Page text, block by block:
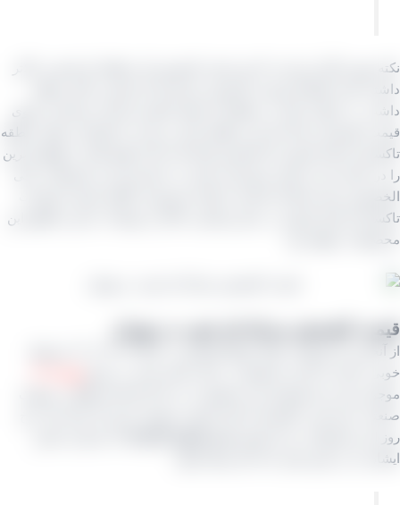
مهم دیگر این است که هر چقدر کشمش یک منطقه‌ ای قیمتی بالاتر
باشد طبیعتاً خروجی کشمش سرکه‌ ای آن قیمتی بالاتر خواهد
به عنوان مثال در منطقه ای نظیر کاشمر استان خراسان رضوی
کشمش سرکه‌ ای این منطقه پایین‌ تر است تا تولیداتی نظیر منطقه
استان قزوین که کشمش‌ های قند بالا با طعم‌ های به واقع شیرین
اختیار دارد و چون مشتریان بیشتر به دنبال قند این محصولات علی
برای مصارف قنادی یا تولید مشروبات الکلی هستند تولیدات
استان قزوین در عیار و قیمتی بالاتر از تولیدات سایر مناطق این
خواهد بود.
کشمش سرکه ای خوب در تهران
نداشت لذا این محصول در حال حاضر یعنی در تاریخ
بوده و ما همیشه این محصول را در انبار کارخانه واقع در شهرک
خرمدشت تاکستان استان قزوین موجود داریم که شما باید نرخ
محصولات را از طریق
را در پایین قرار داده ایم جویا شوید.